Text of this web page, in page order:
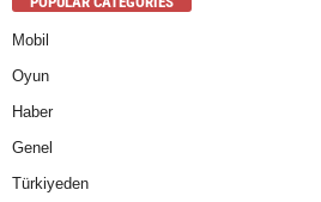
Mobil
Oyun
Haber
Genel
Türkiyeden